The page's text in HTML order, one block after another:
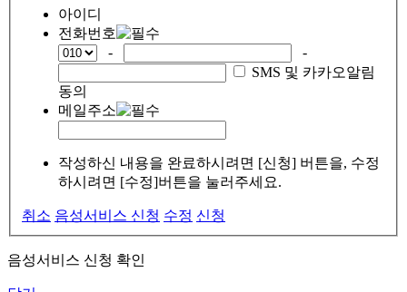
아이디
전화번호
-
-
SMS 및 카카오알림
동의
메일주소
작성하신 내용을 완료하시려면 [신청] 버튼을, 수정
하시려면 [수정]버튼을 눌러주세요.
취소 음성서비스 신청 수정 신청
음성서비스 신청 확인